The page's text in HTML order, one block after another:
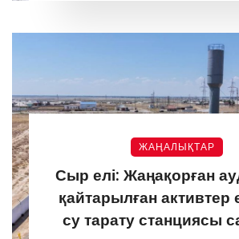
ЖАҢАЛЫҚТАР
Сыр елі: Жаңақорған
қайтарылған активтер
су тарату станциясы